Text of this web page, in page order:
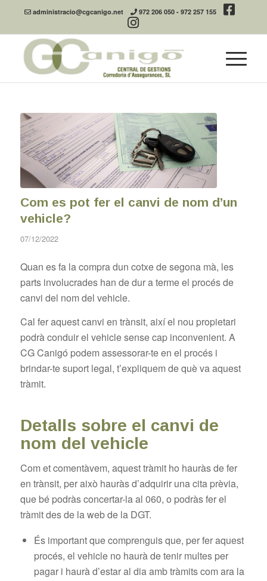
administracio@cgcanigo.net 972 206 050 -972 257 155
Com es pot fer el canvi de nom d’un
vehicle?
07/12/2022
Quan es fa la compra dun cotxe de segona mà, les
parts involucrades han de dur a terme el procés de
canvi del nom del vehicle.
Cal fer aquest canvi en trànsit, així el nou propietari
podrà conduir el vehicle sense cap inconvenient. A
CG Canigó podem assessorar-te en el procés i
brindar-te suport legal, t’expliquem de què va aquest
tràmit.
Detalls sobre el canvi de
nom del vehicle
Com et comentàvem, aquest tràmit ho hauràs de fer
en trànsit, per això hauràs d’adquirir una cita prèvia,
que bé podràs concertar-la al 060, o podràs fer el
tràmit des de la web de la DGT.
És important que comprenguis que, per fer aquest
procés, el vehicle no haurà de tenir multes per
pagar i haurà d’estar al dia amb tràmits com ara la